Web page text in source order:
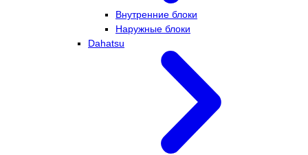
Внутренние блоки
Наружные блоки
Dahatsu